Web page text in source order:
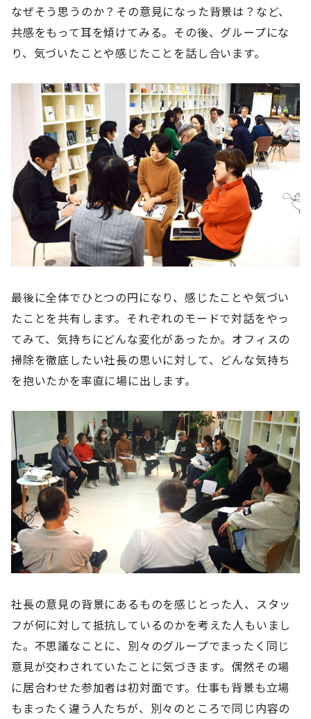
なぜそう思うのか？その意見になった背景は？など、
共感をもって耳を傾けてみる。その後、グループにな
り、気づいたことや感じたことを話し合います。
最後に全体でひとつの円になり、感じたことや気づい
たことを共有します。それぞれのモードで対話をやっ
てみて、気持ちにどんな変化があったか。オフィスの
掃除を徹底したい社長の思いに対して、どんな気持ち
を抱いたかを率直に場に出します。
社長の意見の背景にあるものを感じとった人、スタッ
フが何に対して抵抗しているのかを考えた人もいまし
た。不思議なことに、別々のグループでまったく同じ
意見が交わされていたことに気づきます。偶然その場
に居合わせた参加者は初対面です。仕事も背景も立場
もまったく違う人たちが、別々のところで同じ内容の